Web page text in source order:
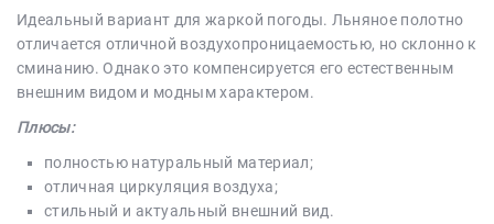
Идеальный вариант для жаркой погоды. Льняное полотно
отличается отличной воздухопроницаемостью, но склонно к
сминанию. Однако это компенсируется его естественным
внешним видом и модным характером.
Плюсы:
полностью натуральный материал;
отличная циркуляция воздуха;
стильный и актуальный внешний вид.